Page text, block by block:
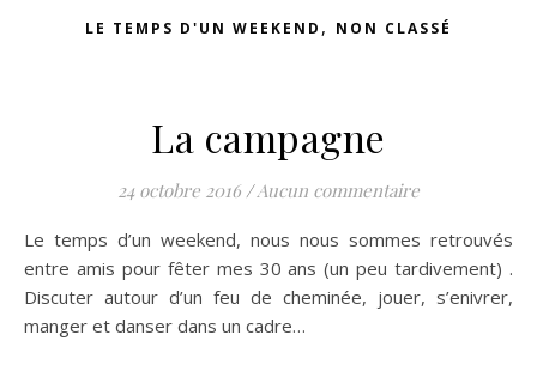
LE TEMPS D'UN WEEKEND , NON CLASSÉ
La campagne
24 octobre 2016 /Aucun commentaire
Le temps d’un weekend, nous nous sommes retrouvés
entre amis pour fêter mes 30 ans (un peu tardivement) .
Discuter autour d’un feu de cheminée, jouer, s’enivrer,
manger et danser dans un cadre…